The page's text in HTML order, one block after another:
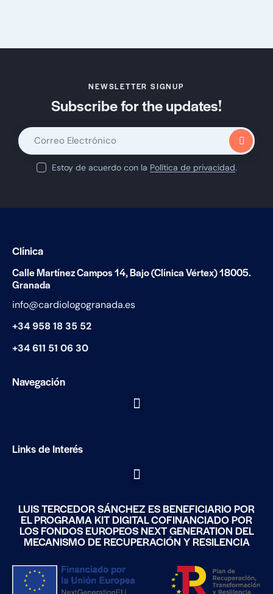
NEWSLETTER SIGNUP
Subscribe for the updates!
SUS
CRÍ
E
Estoy de acuerdo con la Política de privacidad.
Clínica
Calle Martínez Campos 14, Bajo (Clínica Vértex) 18005.
Granada
info@cardiologogranada.es
+34 958 18 35 52
+34611 51 06 30
Navegación
Links de Interés
LUIS TERCEDOR SÁNCHEZ ES BENEFICIARIO POR
EL PROGRAMA KIT DIGITAL COFINANCIADO POR
LOS FONDOS EUROPEOS NEXT GENERATION DEL
MECANISMO DE RECUPERACIÓN Y RESILENCIA